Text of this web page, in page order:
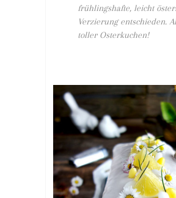
frühlingshafte, leicht
Verzierung entschieden.
toller Osterkuchen!